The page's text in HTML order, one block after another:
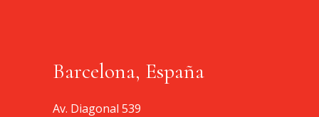
Barcelona, España
Av. Diagonal 539